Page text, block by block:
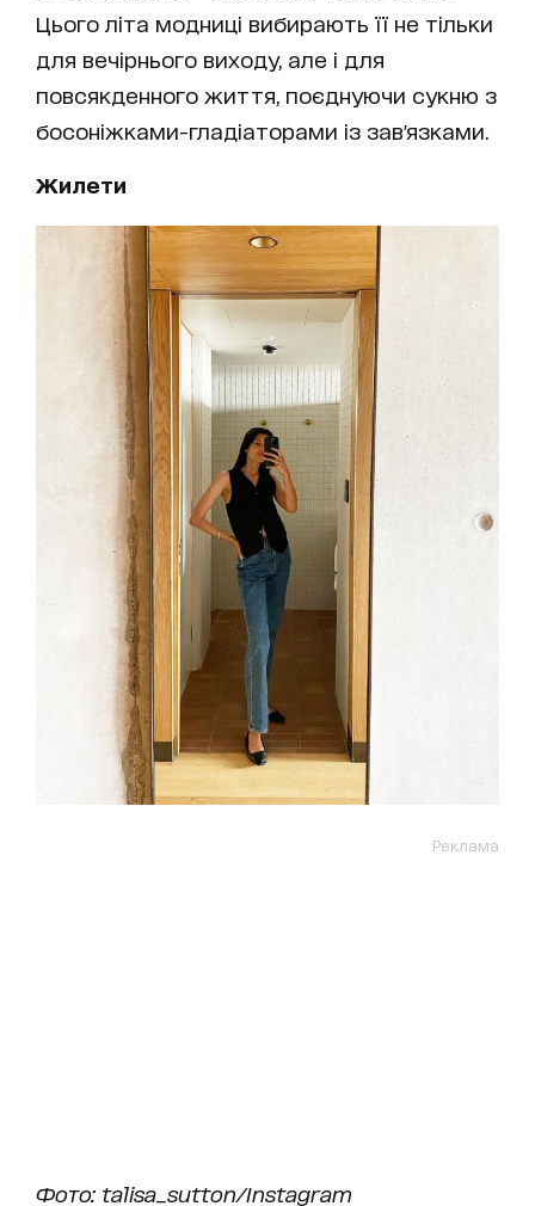
Цього літа модниці вибирають її не тільки
для вечірнього виходу, але і для
повсякденного життя, поєднуючи сукню з
босоніжками-гладіаторами із зав'язками.
Жилети
Реклама
Фото: talisa_sutton/Instagram